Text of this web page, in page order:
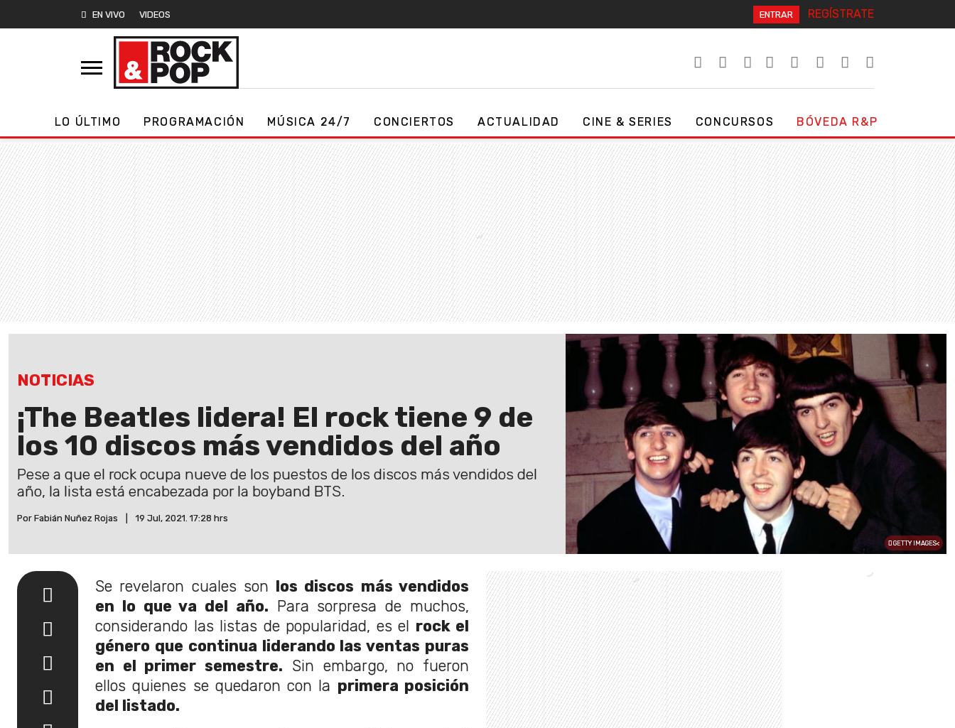
EN VIVO VIDEOS ENTRAR REGÍSTRATE
LO ÚLTIMO PROGRAMACIÓN MÚSICA 24/7 CONCIERTOS ACTUALIDAD CINE & SERIES CONCURSOS BÓVEDA R&P
NOTICIAS
¡The Beatles lidera! El rock tiene 9 de
los 10 discos más vendidos del año
Pese a que el rock ocupa nueve de los puestos de los discos más vendidos del
año, la lista está encabezada por la boyband BTS.
Por Fabián Nuñez Rojas 19 Jul, 2021. 17:28 hrs
GETTY IMAGES<
Se revelaron cuales son los discos más vendidos
en lo que va del año. Para sorpresa de muchos,
considerando las listas de popularidad, es el rock el
género que continua liderando las ventas puras
en el primer semestre. Sin embargo, no fueron
ellos quienes se quedaron con la primera posición
del listado.